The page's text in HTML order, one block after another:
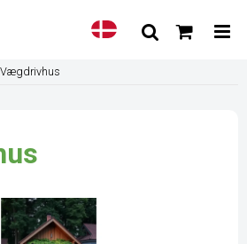
Vægdrivhus